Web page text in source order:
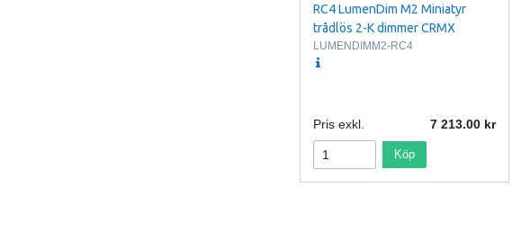
RC4 LumenDim M2 Miniatyr
trådlös 2-K dimmer CRMX
LUMENDIMM2-RC4
Pris exkl. 7 213.00
Köp